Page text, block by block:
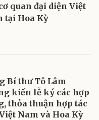
quan đại diện Việt
tại Hoa Kỳ
Bí thư Tô Lâm
kiến lễ ký các hợp
thỏa thuận hợp tác
Nam và Hoa Kỳ